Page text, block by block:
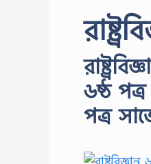
৬ষ্ঠ পত্র
পত্র